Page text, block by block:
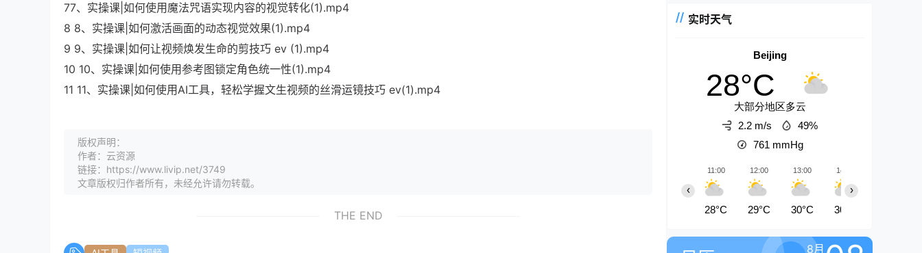
77、实操课|如何使用魔法咒语实现内容的视觉转化(1).mp4
8 8、实操课|如何激活画面的动态视觉效果(1).mp4
9 9、实操课|如何让视频焕发生命的剪技巧 ev (1).mp4
10 10、实操课|如何使用参考图锁定角色统一性(1).mp4
11 11、实操课|如何使用AI工具，轻松学握文生视频的丝滑运镜技巧 ev(1).mp4
版权声明：
作者：云资源
链接：https://www.livip.net/3749
文章版权归作者所有，未经允许请勿转载。
THE END
实时天气
Beijing
28°C
大部分地区多云
2.2 m/s
49%
761 mmHg
11:00
28°C
12:00
29°C
13:00
30°C
14:00
30°C
‹ ›
8月